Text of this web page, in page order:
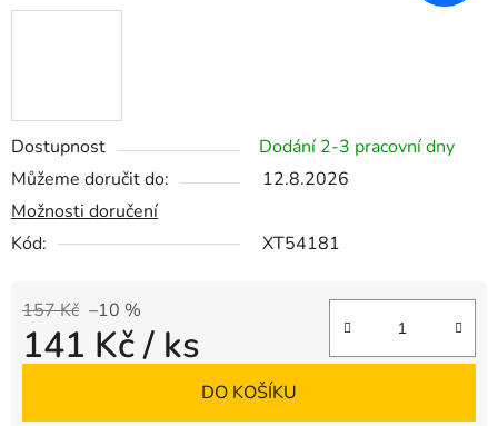
Dostupnost
Dodání 2-3 pracovní dny
Můžeme doručit do:
12.8.2026
Možnosti doručení
Kód:
XT54181
157 Kč –10 %
141 Kč/ ks
DO KOŠÍKU